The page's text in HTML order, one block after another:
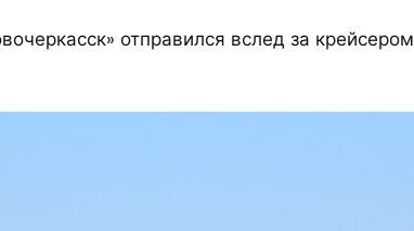
отправился вслед за крейсером